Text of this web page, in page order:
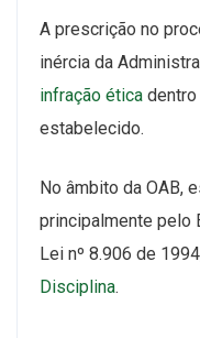
A prescrição no
inércia da
infração ética
estabelecido.
No âmbito da OAB,
principalmente pelo
Lei nº 8.906 de
Disciplina.